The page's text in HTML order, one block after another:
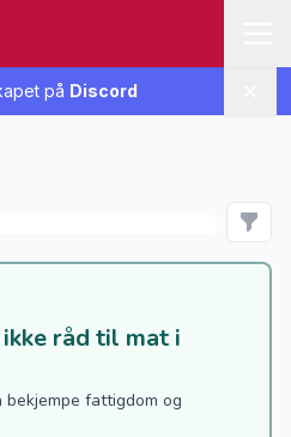
på Discord
råd til mat i
fattigdom og